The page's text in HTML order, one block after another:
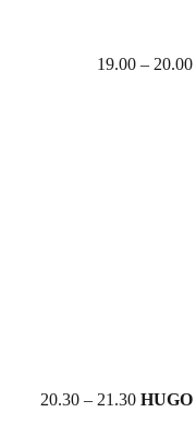
19.00 – 20.00
20.30 – 21.30 HUGO